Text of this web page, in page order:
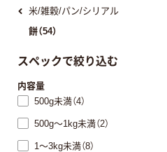
米/雑穀/パン/シリアル
餅（54）
スペックで絞り込む
内容量
500g未満（4）
500g～1kg未満（2）
1～3kg未満（8）